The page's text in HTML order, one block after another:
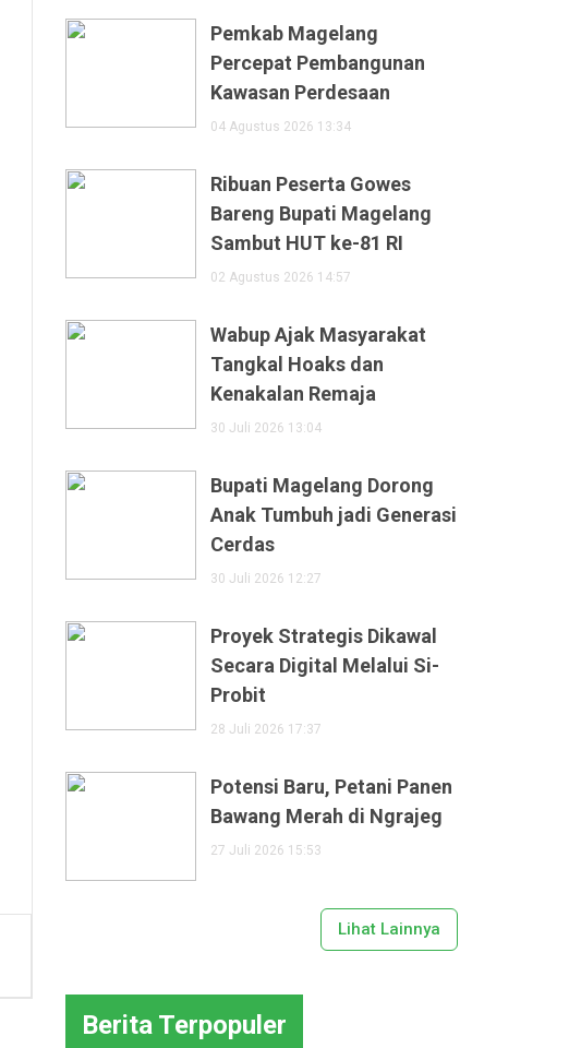
Pemkab Magelang
Percepat Pembangunan
Kawasan Perdesaan
04 Agustus 2026 13:34
Ribuan Peserta Gowes
Bareng Bupati Magelang
Sambut HUT ke-81 RI
02 Agustus 2026 14:57
Wabup Ajak Masyarakat
Tangkal Hoaks dan
Kenakalan Remaja
30 Juli 2026 13:04
Bupati Magelang Dorong
Anak Tumbuh jadi Generasi
Cerdas
30 Juli 2026 12:27
Proyek Strategis Dikawal
Secara Digital Melalui Si-
Probit
28 Juli 2026 17:37
Potensi Baru, Petani Panen
Bawang Merah di Ngrajeg
27 Juli 2026 15:53
Lihat Lainnya
Berita Terpopuler